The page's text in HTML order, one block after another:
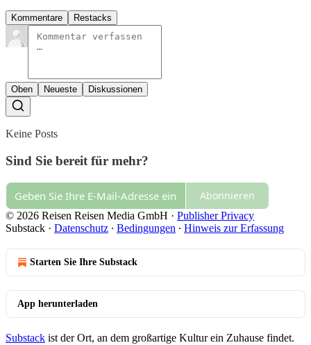
Kommentare Restacks
Oben Neueste Diskussionen
Keine Posts
Sind Sie bereit für mehr?
Abonnieren
© 2026 Reisen Reisen Media GmbH · Publisher Privacy
Substack · Datenschutz ∙ Bedingungen ∙ Hinweis zur Erfassung
Starten Sie Ihre Substack
App herunterladen
Substack ist der Ort, an dem großartige Kultur ein Zuhause findet.